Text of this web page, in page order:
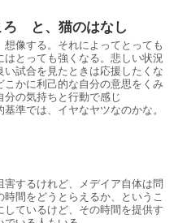
ろ と、猫のはなし
想像する。それによってとっても
はとっても強くなる。悲しい状況
い試合を見たときは応援したくな
こかに利己的な自分の意思をくみ
分の気持ちと行動で感じ
準では、イヤなヤツなのかな。
害するけれど、メデイア自体は問
時間をどうとらえるか、というこ
しているけど、その時間を提供す